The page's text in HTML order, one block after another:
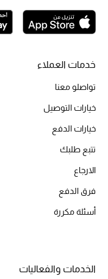
أحذية النسائية
تشكيلة الأحذية
أحذية للأطفال
أحذية مختارة
خدمات العملاء
تواصلو معنا
خيارات التوصيل
خيارات الدفع
تتبع طلبك
الارجاع
فرق الدفع
أسئلة مكررة
الخدمات والفعاليات